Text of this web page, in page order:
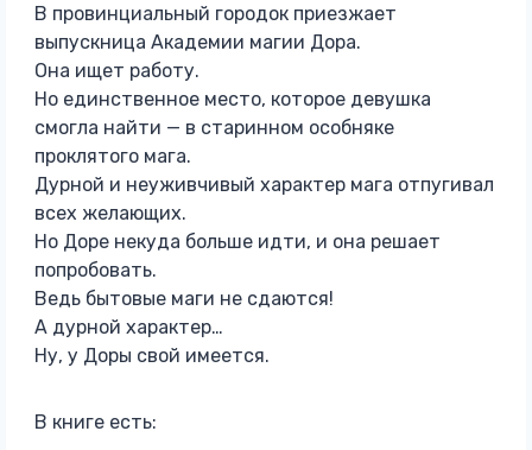
В провинциальный городок приезжает
выпускница Академии магии Дора.
Она ищет работу.
Но единственное место, которое девушка
смогла найти — в старинном особняке
проклятого мага.
Дурной и неуживчивый характер мага отпугивал
всех желающих.
Но Доре некуда больше идти, и она решает
попробовать.
Ведь бытовые маги не сдаются!
А дурной характер…
Ну, у Доры свой имеется.
В книге есть: